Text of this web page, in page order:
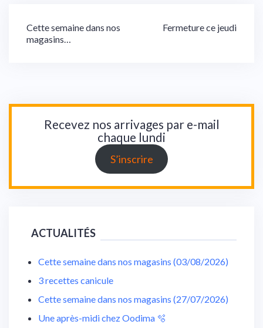
Navigation
de
Cette semaine dans nos
magasins…
Fermeture ce jeudi
Recevez nos arrivages par e-mail
chaque lundi
S’inscrire
ACTUALITÉS
Cette semaine dans nos magasins (03/08/2026)
3 recettes canicule
Cette semaine dans nos magasins (27/07/2026)
Une après-midi chez Oodima 🫧